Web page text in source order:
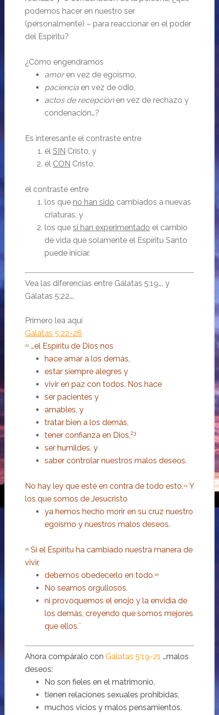
podemos hacer en nuestro ser
(personalmente) – para reaccionar en el poder
del Espíritu?
¿Cómo engendramos
amoren vez de egoismo,
pacienciaen vez de odio,
actos de recepciónen vez de rechazo y
condenación…?
Es interesante el contraste entre
él SIN Cristo, y
él CON Cristo,
el contraste entre
los que no han sido cambiados a nuevas
criaturas, y
los que sí han experimentado el cambio
de vida que solamente el Espíritu Santo
puede iniciar.
Vea las diferencias entre Gálatas 5:19…, y
Gálatas 5:22….
Primero lea aquí
Gálatas 5:22-26
22…el Espíritu de Dios nos
hace amar a los demás,
estar siempre alegres y
vivir en paz con todos. Nos hace
ser pacientes y
amables, y
tratar bien a los demás,
tener confianza en Dios,23
ser humildes, y
saber controlar nuestros malos deseos.
No hay ley que esté en contra de todo esto.24Y
los que somos de Jesucristo
ya hemos hecho morir en su cruz nuestro
egoísmo y nuestros malos deseos.
25Si el Espíritu ha cambiado nuestra manera de
vivir,
debemos obedecerlo en todo.26
No seamos orgullosos,
ni provoquemos el enojo y la envidia de
los demás, creyendo que somos mejores
que ellos.¨
Ahora compáralo con Gálatas 5:19-21 …malos
deseos:
No son fieles en el matrimonio,
tienen relaciones sexuales prohibidas,
muchos vicios y malos pensamientos.